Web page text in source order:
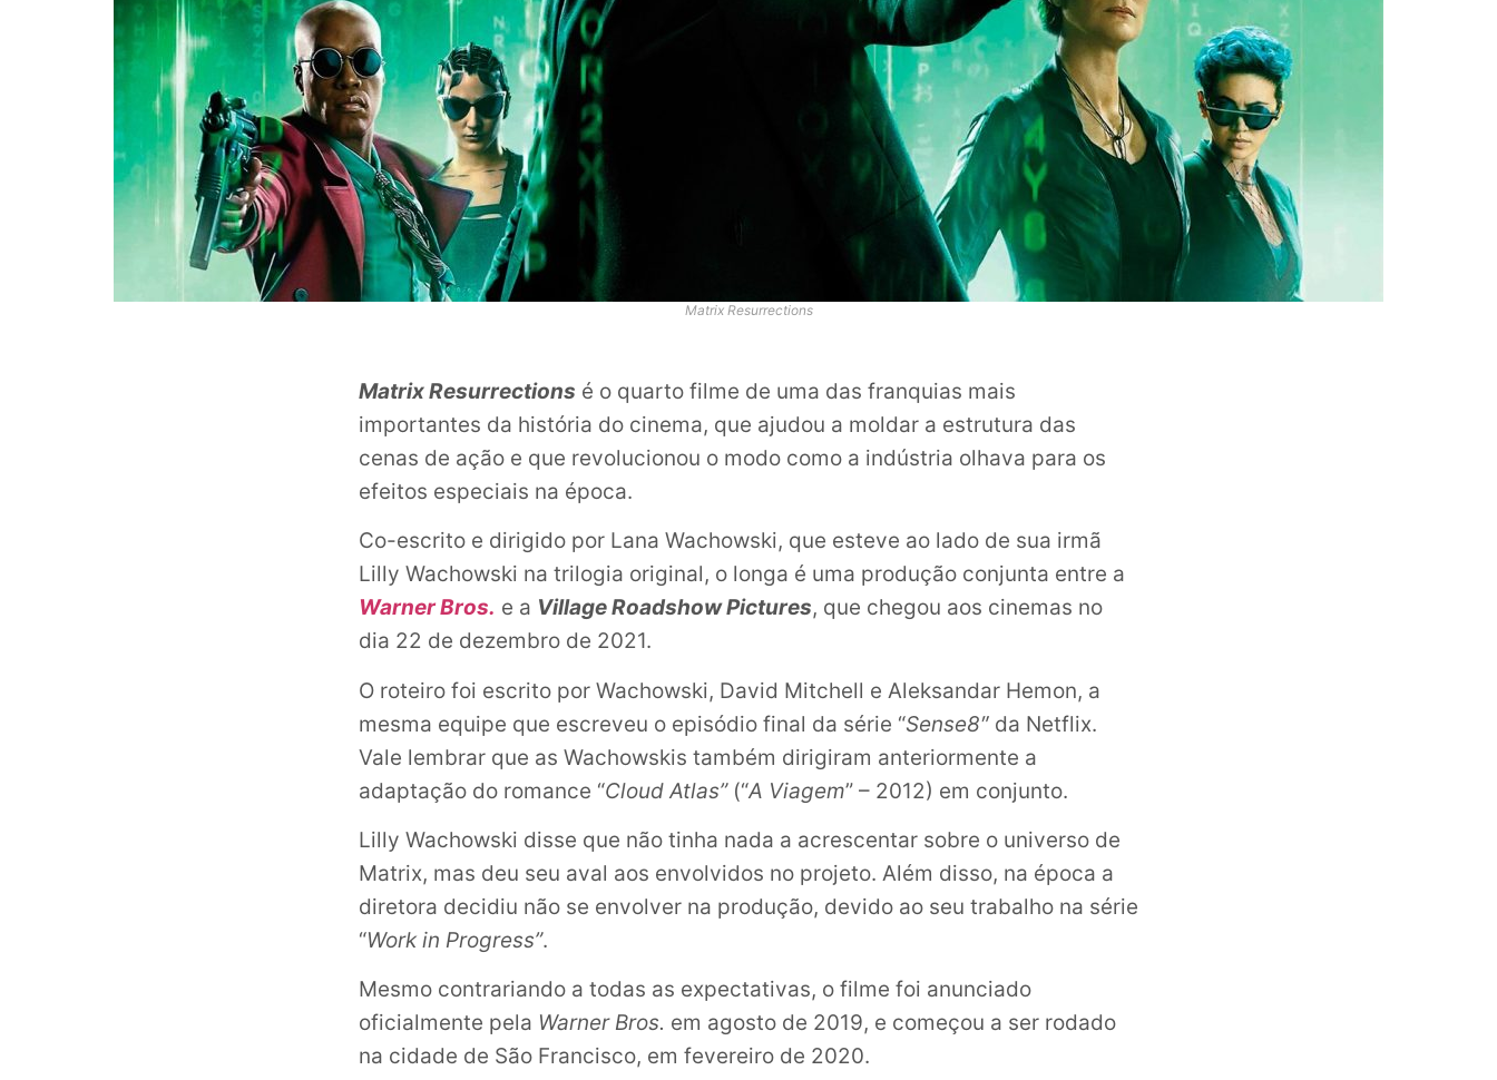
Matrix Resurrections
Matrix Resurrections é o quarto filme de uma das franquias mais
importantes da história do cinema, que ajudou a moldar a estrutura das
cenas de ação e que revolucionou o modo como a indústria olhava para os
efeitos especiais na época.
Co-escrito e dirigido por Lana Wachowski, que esteve ao lado de sua irmã
Lilly Wachowski na trilogia original, o longa é uma produção conjunta entre a
Warner Bros. e a Village Roadshow Pictures, que chegou aos cinemas no
dia 22 de dezembro de 2021.
O roteiro foi escrito por Wachowski, David Mitchell e Aleksandar Hemon, a
mesma equipe que escreveu o episódio final da série “Sense8″ da Netflix.
Vale lembrar que as Wachowskis também dirigiram anteriormente a
adaptação do romance “Cloud Atlas”(“A Viagem” – 2012) em conjunto.
Lilly Wachowski disse que não tinha nada a acrescentar sobre o universo de
Matrix, mas deu seu aval aos envolvidos no projeto. Além disso, na época a
diretora decidiu não se envolver na produção, devido ao seu trabalho na série
“Work in Progress”.
Mesmo contrariando a todas as expectativas, o filme foi anunciado
oficialmente pela Warner Bros. em agosto de 2019, e começou a ser rodado
na cidade de São Francisco, em fevereiro de 2020.